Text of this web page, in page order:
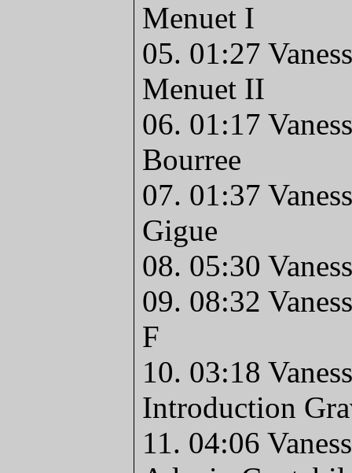
Menuet I
05. 01:27
Menuet II
06. 01:17
Bourree
07. 01:37
Gigue
08. 05:30
09. 08:32
F
10. 03:18
Introduction
11. 04:06